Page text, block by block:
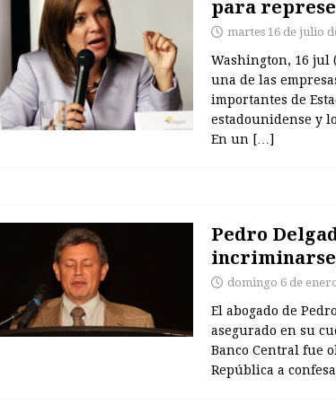
para
martes 16 de julio
Washington, 16 jul
una de las
importantes de
estadounidense y
En un […]
Pedro
domingo 6 de
El abogado de
asegurado en su
Banco Central fue
República a